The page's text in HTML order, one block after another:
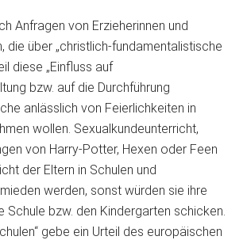
Anfragen von Erzieherinnen und
die über „christlich-fundamentalistische
diese „Einfluss auf
bzw. auf die Durchführung
anlässlich von Feierlichkeiten in
wollen. Sexualkundeunterricht,
von Harry-Potter, Hexen oder Feen
der Eltern in Schulen und
werden, sonst würden sie ihre
Schule bzw. den Kindergarten schicken.
gebe ein Urteil des europä­ischen